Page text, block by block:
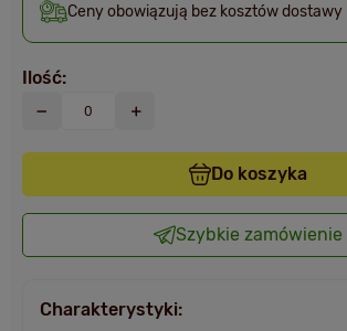
Ceny obowiązują bez kosztów dostawy
Ilość:
Do koszyka
Szybkie zamówienie
Charakterystyki: